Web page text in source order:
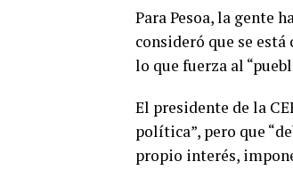
Para Pesoa, la gente
consideró que se
lo que fuerza al
El presidente de la
política”, pero que
propio interés,